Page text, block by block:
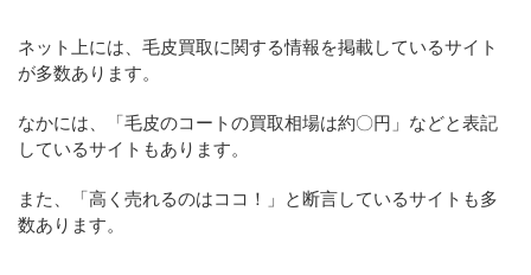
ネット上には、毛皮買取に関する情報を掲載しているサイト
が多数あります。
なかには、「毛皮のコートの買取相場は約〇円」などと表記
しているサイトもあります。
また、「高く売れるのはココ！」と断言しているサイトも多
数あります。